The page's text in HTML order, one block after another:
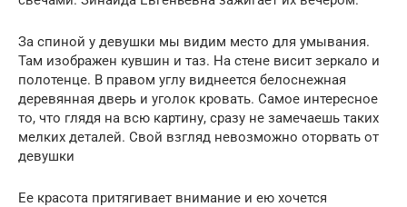
За спиной у девушки мы видим место для умывания.
Там изображен кувшин и таз. На стене висит зеркало и
полотенце. В правом углу виднеется белоснежная
деревянная дверь и уголок кровать. Самое интересное
то, что глядя на всю картину, сразу не замечаешь таких
мелких деталей. Свой взгляд невозможно оторвать от
девушки
Ее красота притягивает внимание и ею хочется